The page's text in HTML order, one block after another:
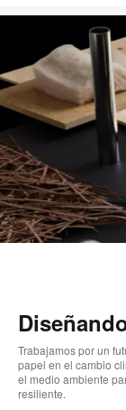
Trabajamos por un
papel en el cambio
el medio ambiente
resiliente.